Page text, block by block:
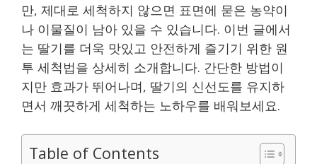
만, 제대로 세척하지 않으면 표면에 묻은 농약이
나 이물질이 남아 있을 수 있습니다. 이번 글에서
는 딸기를 더욱 맛있고 안전하게 즐기기 위한 원
투 세척법을 상세히 소개합니다. 간단한 방법이
지만 효과가 뛰어나며, 딸기의 신선도를 유지하
면서 깨끗하게 세척하는 노하우를 배워보세요.
Table of Contents